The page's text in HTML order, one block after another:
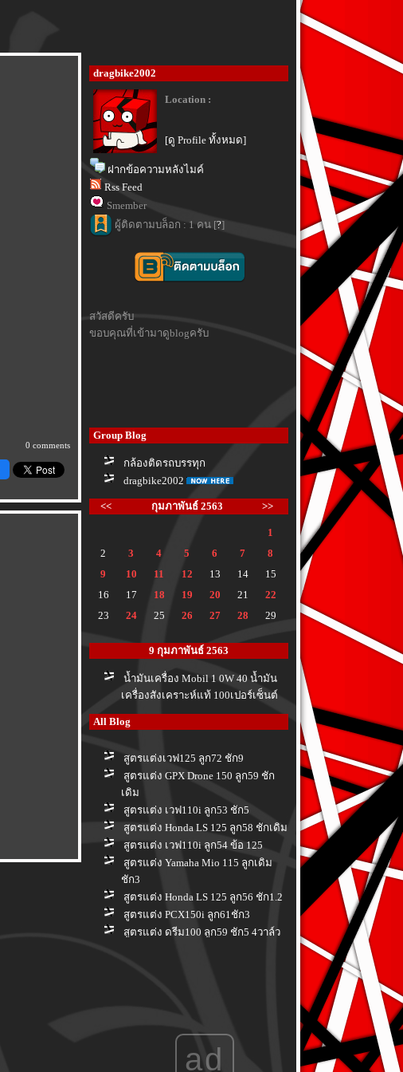
0 comments
dragbike2002
Location :
[ดู Profile ทั้งหมด]
ฝากข้อความหลังไมค์
Rss Feed
Smember
ผู้ติดตามบล็อก : 1 คน [?]
สวัสดีครับ
ขอบคุณที่เข้ามาดูblogครับ
Group Blog
กล้องติดรถบรรทุก
dragbike2002
<< กุมภาพันธ์ 2563 >>
1
2
3 4 5 6 7
8
9
10 11 12 13 14
15
16
17 18 19 20 21
22
23
24 25 26 27 28 29
9 กุมภาพันธ์ 2563
น้ำมันเครื่อง Mobil 1 0W 40 น้ำมัน
เครื่องสังเคราะห์แท้ 100เปอร์เซ็นต์
All Blog
สูตรแต่งเวฟ125 ลูก72 ชัก9
สูตรแต่ง GPX Drone 150 ลูก59 ชัก
เดิม
สูตรแต่ง เวฟ110i ลูก53 ชัก5
สูตรแต่ง Honda LS 125 ลูก58 ชักเดิม
สูตรแต่ง เวฟ110i ลูก54 ข้อ 125
สูตรแต่ง Yamaha Mio 115 ลูกเดิม
ชัก3
สูตรแต่ง Honda LS 125 ลูก56 ชัก1.2
สูตรแต่ง PCX150i ลูก61ชัก3
สูตรแต่ง ดรีม100 ลูก59 ชัก5 4วาล์ว
สูตรแต่ง Honda Wave 110i ลูก 58 ชัก
ad